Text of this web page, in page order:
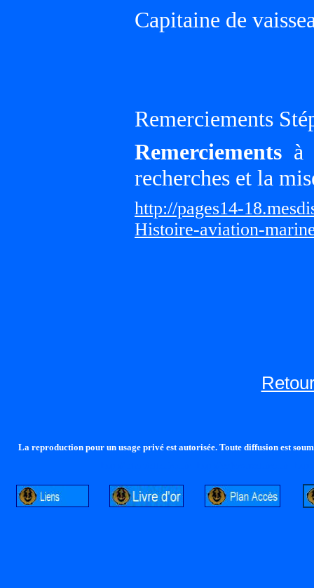
Capitaine de
Remerciements
Remerciements à
recherches et la
http://pages14-
Histoire-aviation-
La reproduction pour un usage privé est autorisée. Toute diffusion est